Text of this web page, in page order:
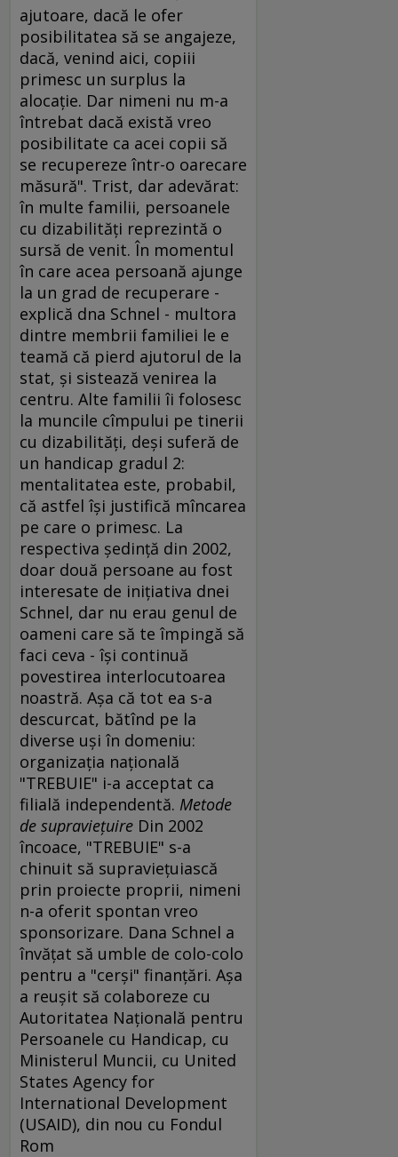
ajutoare, dacă le ofer
posibilitatea să se angajeze,
dacă, venind aici, copiii
primesc un surplus la
alocaţie. Dar nimeni nu m-a
întrebat dacă există vreo
posibilitate ca acei copii să
se recupereze într-o oarecare
măsură". Trist, dar adevărat:
în multe familii, persoanele
cu dizabilităţi reprezintă o
sursă de venit. În momentul
în care acea persoană ajunge
la un grad de recuperare -
explică dna Schnel - multora
dintre membrii familiei le e
teamă că pierd ajutorul de la
stat, şi sistează venirea la
centru. Alte familii îi folosesc
la muncile cîmpului pe tinerii
cu dizabilităţi, deşi suferă de
un handicap gradul 2:
mentalitatea este, probabil,
că astfel îşi justifică mîncarea
pe care o primesc. La
respectiva şedinţă din 2002,
doar două persoane au fost
interesate de iniţiativa dnei
Schnel, dar nu erau genul de
oameni care să te împingă să
faci ceva - îşi continuă
povestirea interlocutoarea
noastră. Aşa că tot ea s-a
descurcat, bătînd pe la
diverse uşi în domeniu:
organizaţia naţională
"TREBUIE" i-a acceptat ca
filială independentă. Metode
de supravieţuire Din 2002
încoace, "TREBUIE" s-a
chinuit să supravieţuiască
prin proiecte proprii, nimeni
n-a oferit spontan vreo
sponsorizare. Dana Schnel a
învăţat să umble de colo-colo
pentru a "cerşi" finanţări. Aşa
a reuşit să colaboreze cu
Autoritatea Naţională pentru
Persoanele cu Handicap, cu
Ministerul Muncii, cu United
States Agency for
International Development
(USAID), din nou cu Fondul
Rom